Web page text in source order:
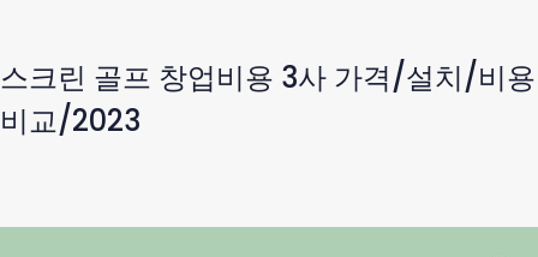
스크린 골프 창업비용 3사 가격/설치/비용
비교/2023